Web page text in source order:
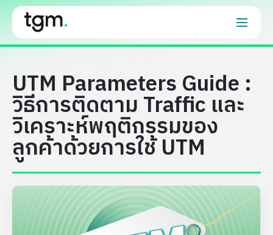
UTM Parameters Guide :
วิธีการติดตาม Traffic และ
วิเคราะห์พฤติกรรมของ
ลูกค้าด้วยการใช้ UTM